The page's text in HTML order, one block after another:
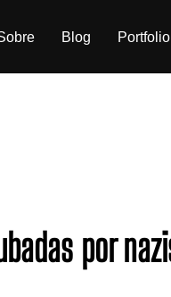
Blog Portfolio
por